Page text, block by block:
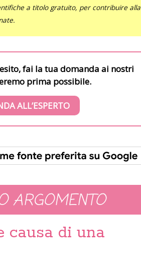
a titolo gratuito, per contribuire alla
fai la tua domanda ai nostri
prima possibile.
ALL’ESPERTO
ARGOMENTO
causa di una